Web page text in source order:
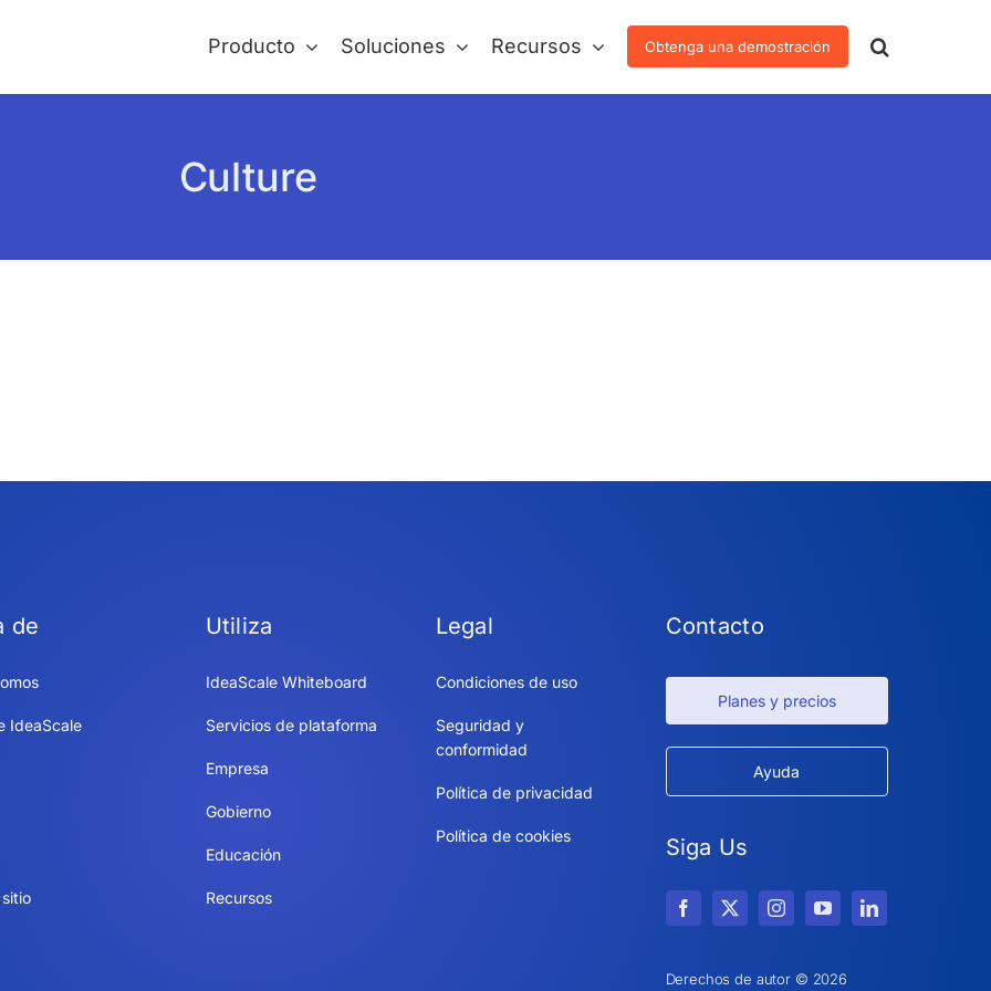
Producto Soluciones Recursos Obtenga una demostración
Culture
de
IdeaScale
Utiliza
IdeaScale Whiteboard
Servicios de plataforma
Empresa
Gobierno
Educación
Recursos
Legal
Condiciones de uso
Seguridad y
conformidad
Política de privacidad
Política de cookies
Contacto
Planes y precios
Ayuda
Siga Us
Derechos de autor © 2026